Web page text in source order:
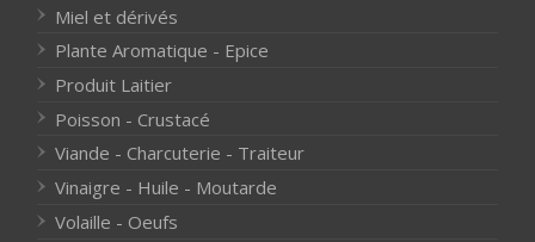
Miel et dérivés
Plante Aromatique - Epice
Produit Laitier
Poisson - Crustacé
Viande - Charcuterie - Traiteur
Vinaigre - Huile - Moutarde
Volaille - Oeufs